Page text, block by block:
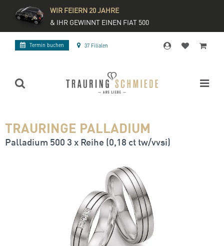
WIR FEIERN 20 JAHRE
& IHR GEWINNT EINEN FIAT 500
Termin buchen 37 Filialen
TRAURINGE PALLADIUM
Palladium 500 3 x Reihe (0,18 ct tw/vvsi)